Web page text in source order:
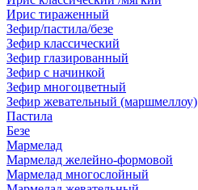
Ирис тираженный
Зефир/пастила/безе
Зефир классический
Зефир глазированный
Зефир с начинкой
Зефир многоцветный
Зефир жевательный (маршмеллоу)
Пастила
Безе
Мармелад
Мармелад желейно-формовой
Мармелад многослойный